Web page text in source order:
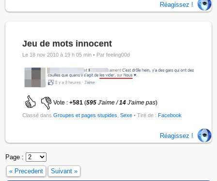
Réagissez !
Jeu de mots innocent
Le 18 nov 2010 à 19 h 05 min • Par feeling00d
Vote :+581 (595J'aime /14 J'aime pas)
Classé dansGroupes et pages stupides ,Sexe • Tiré de : Facebook
Réagissez !
Page :
« Precedent
Suivant »